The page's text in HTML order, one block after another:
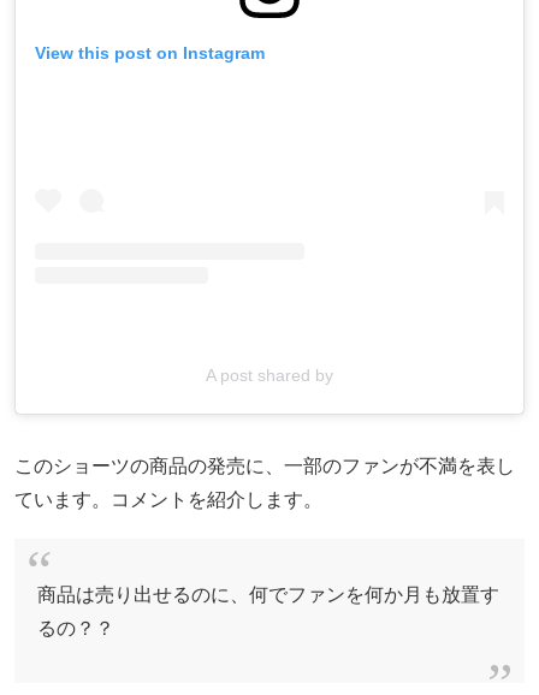
View this post on Instagram
A post shared by
このショーツの商品の発売に、一部のファンが不満を表し
ています。コメントを紹介します。
商品は売り出せるのに、何でファンを何か月も放置す
るの？？